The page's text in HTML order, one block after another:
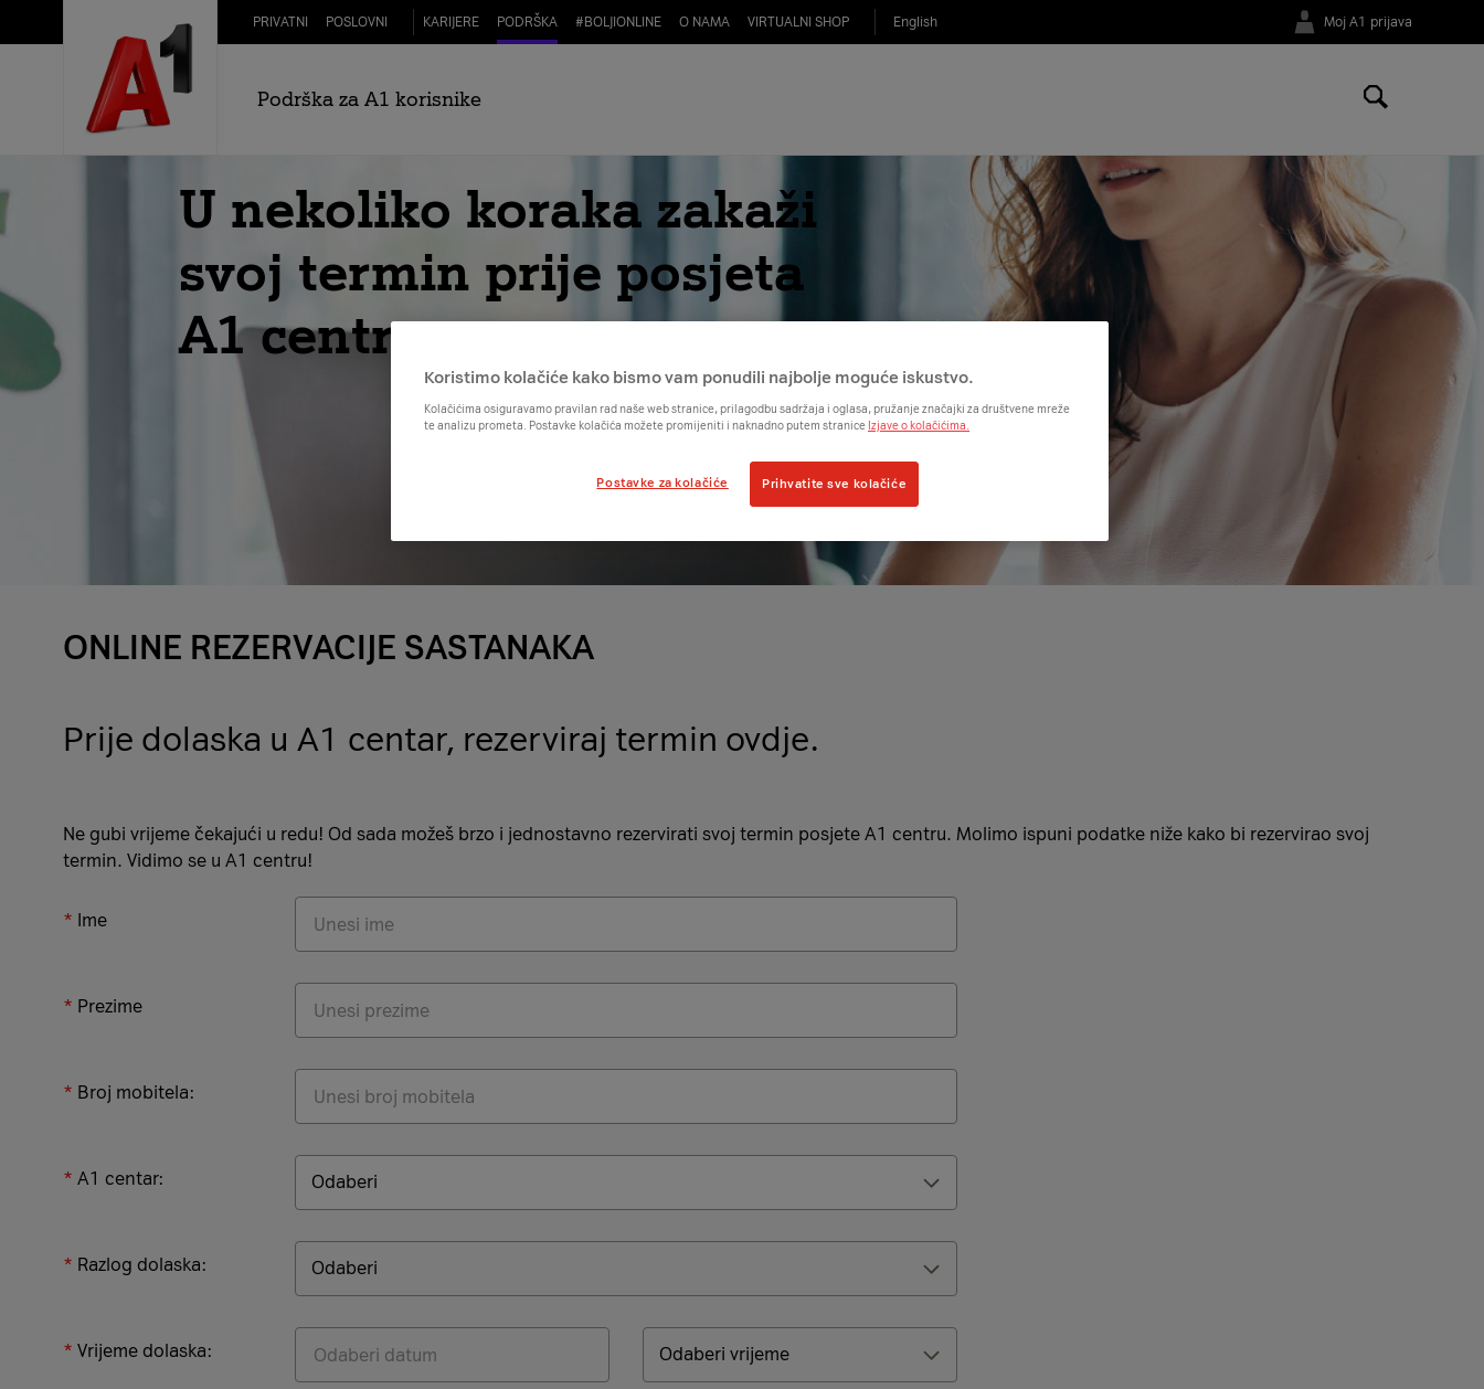
Skip to Main Content PRIVATNI POSLOVNI KARIJERE PODRŠKA # BOLJIONLINE O NAMA VIRTUALNI SHOP English Moj A1 prijava
Podrška za A1 korisnike
U nekoliko koraka zakaži
svoj termin prije posjeta
A1 centru
ONLINE REZERVACIJE SASTANAKA
Prije dolaska u A1 centar, rezerviraj termin ovdje.
Ne gubi vrijeme čekajući u redu! Od sada možeš brzo i jednostavno rezervirati svoj termin posjete A1 centru. Molimo ispuni podatke niže kako bi rezervirao svoj
termin. Vidimo se u A1 centru!
Ime
Prezime
Broj mobitela:
A1 centar:
Razlog dolaska:
Vrijeme dolaska:
Koristimo kolačiće kako bismo vam ponudili najbolje moguće iskustvo.
Kolačićima osiguravamo pravilan rad naše web stranice, prilagodbu sadržaja i oglasa, pružanje značajki za društvene mreže
te analizu prometa. Postavke kolačića možete promijeniti i naknadno putem stranice Izjave o kolačićima.
Postavke za kolačiće Prihvatite sve kolačiće